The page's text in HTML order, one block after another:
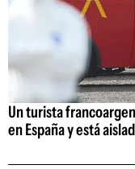
Un turista
en España y está